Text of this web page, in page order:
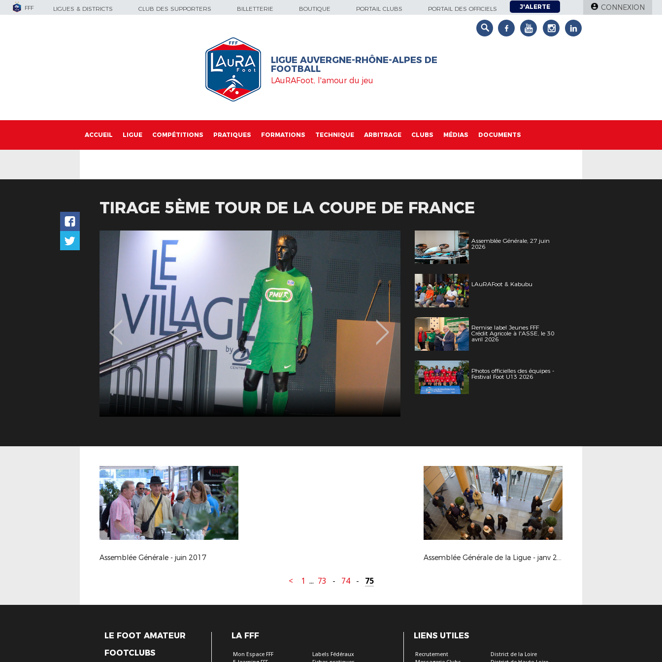
FFF LIGUES & DISTRICTS CLUB DES SUPPORTERS BILLETTERIE BOUTIQUE PORTAIL CLUBS PORTAIL DES OFFICIELS J'ALERTE CONNEXION
LIGUE AUVERGNE-RHÔNE-ALPES DE
FOOTBALL
LAuRAFoot, l'amour du jeu
ACCUEIL LIGUE COMPÉTITIONS PRATIQUES FORMATIONS TECHNIQUE ARBITRAGE CLUBS MÉDIAS DOCUMENTS
TIRAGE 5ÈME TOUR DE LA COUPE DE FRANCE
Assemblée Générale, 27 juin
2026
LAuRAFoot & Kabubu
Remise label Jeunes FFF
Crédit Agricole à l'ASSE, le 30
avril 2026
Photos officielles des équipes -
Festival Foot U13 2026
Assemblée Générale - juin 2017 Assemblée Générale de la Ligue - janv 2017
< 1 ... 73 - 74 - 75
LE FOOT AMATEUR
FOOTCLUBS
LA FFF
Mon Espace FFF
Labels Fédéraux
LIENS UTILES
Recrutement
District de la Loire